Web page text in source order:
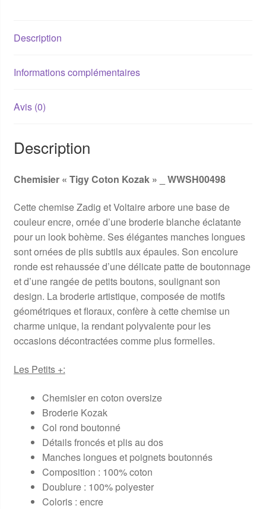
Description
Informations complémentaires
Avis (0)
Description
Chemisier « Tigy Coton Kozak » _ WWSH00498
Cette chemise Zadig et Voltaire arbore une base de
couleur encre, ornée d’une broderie blanche éclatante
pour un look bohème. Ses élégantes manches longues
sont ornées de plis subtils aux épaules. Son encolure
ronde est rehaussée d’une délicate patte de boutonnage
et d’une rangée de petits boutons, soulignant son
design. La broderie artistique, composée de motifs
géométriques et floraux, confère à cette chemise un
charme unique, la rendant polyvalente pour les
occasions décontractées comme plus formelles.
Les Petits +:
Chemisier en coton oversize
Broderie Kozak
Col rond boutonné
Détails froncés et plis au dos
Manches longues et poignets boutonnés
Composition : 100% coton
Doublure : 100% polyester
Coloris : encre